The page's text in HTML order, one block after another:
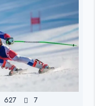
627 7